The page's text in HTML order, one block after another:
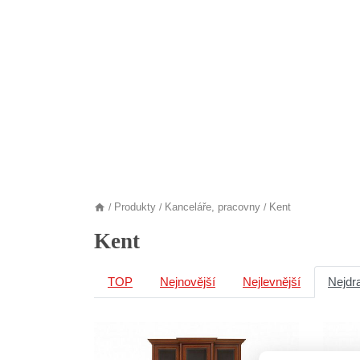
/ Produkty / Kanceláře, pracovny / Kent
Kent
TOP Nejnovější Nejlevnější